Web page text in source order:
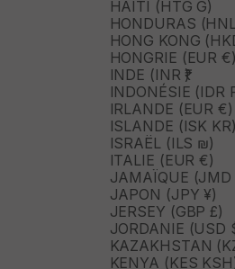
HAÏTI (HTG G)
HONDURAS
HONG KONG
HONGRIE (EUR €)
INDE (INR ₹)
INDONÉSIE (IDR
IRLANDE (EUR €)
ISLANDE (ISK KR)
ISRAËL (ILS ₪)
ITALIE (EUR €)
JAMAÏQUE (JMD
JAPON (JPY ¥)
JERSEY (GBP £)
JORDANIE (USD
KAZAKHSTAN
KENYA (KES